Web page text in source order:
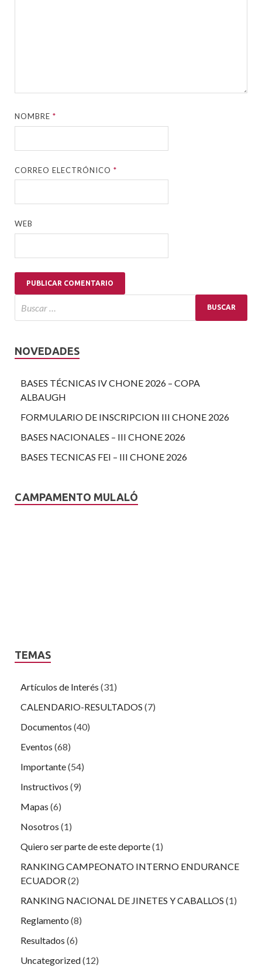
NOMBRE*
CORREO ELECTRÓNICO*
WEB
NOVEDADES
BASES TÉCNICAS IV CHONE 2026 – COPA
ALBAUGH
FORMULARIO DE INSCRIPCION III CHONE 2026
BASES NACIONALES – III CHONE 2026
BASES TECNICAS FEI – III CHONE 2026
CAMPAMENTO MULALÓ
TEMAS
Artículos de Interés (31)
CALENDARIO-RESULTADOS (7)
Documentos (40)
Eventos (68)
Importante(54)
Instructivos (9)
Mapas (6)
Nosotros (1)
Quiero ser parte de este deporte(1)
RANKING CAMPEONATO INTERNO ENDURANCE
ECUADOR(2)
RANKING NACIONAL DE JINETES Y CABALLOS (1)
Reglamento (8)
Resultados (6)
Uncategorized(12)